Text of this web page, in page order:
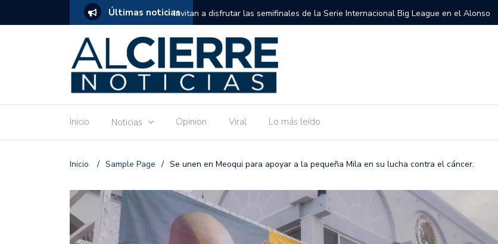
Últimas noticias
de estimulación temprana para mamás
Invitan a disfrutar las semifinales de la Serie Internacional Big League en el Alonso
Ronquillo este jueves.
Inicio Noticias Opinion Viral Lo más leído
Inicio / Sample Page / Se unen en Meoqui para apoyar a la pequeña Mila en su lucha contra el cáncer.